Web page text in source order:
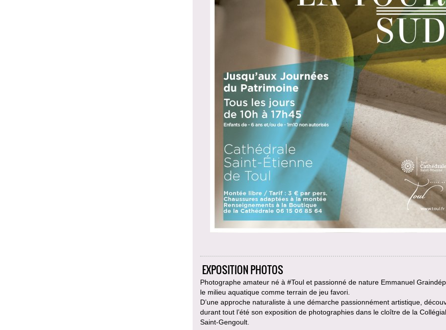
EXPOSITION PHOTOS
Photographe amateur né à #Toul et passionné de nature Emmanuel
le milieu aquatique comme terrain de jeu favori.
D’une approche naturaliste à une démarche passionnément artistique,
durant tout l’été son exposition de photographies dans le cloître de la
Saint-Gengoult.